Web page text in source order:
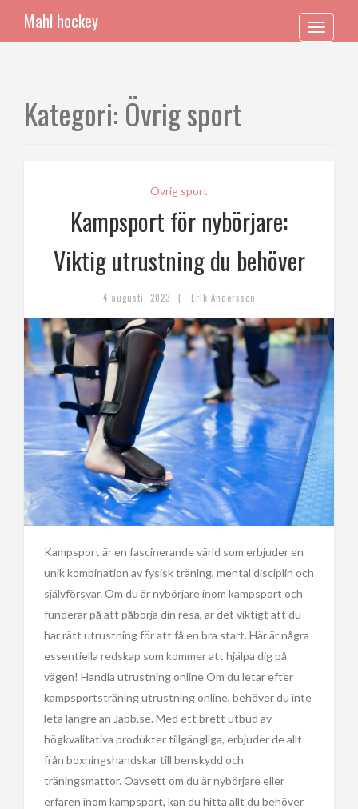
Mahl hockey
Toggle
Kategori: Övrig sport
Övrig sport
Kampsport för nybörjare:
Viktig utrustning du behöver
4 augusti, 2023 | Erik Andersson
Kampsport är en fascinerande värld som erbjuder en
unik kombination av fysisk träning, mental disciplin och
självförsvar. Om du är nybörjare inom kampsport och
funderar på att påbörja din resa, är det viktigt att du
har rätt utrustning för att få en bra start. Här är några
essentiella redskap som kommer att hjälpa dig på
vägen! Handla utrustning online Om du letar efter
kampsportsträning utrustning online, behöver du inte
leta längre än Jabb.se. Med ett brett utbud av
högkvalitativa produkter tillgängliga, erbjuder de allt
från boxningshandskar till benskydd och
träningsmattor. Oavsett om du är nybörjare eller
erfaren inom kampsport, kan du hitta allt du behöver